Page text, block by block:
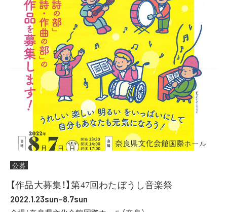
公募
【作品大募集！】第47回わたぼうし音楽祭
2022.1.23sun–8.7sun